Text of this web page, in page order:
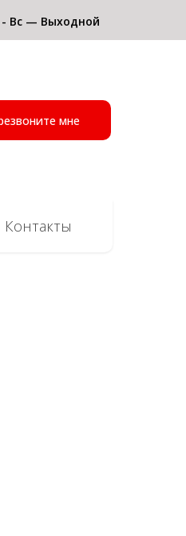
- Вс — Выходной
мне
Контакты